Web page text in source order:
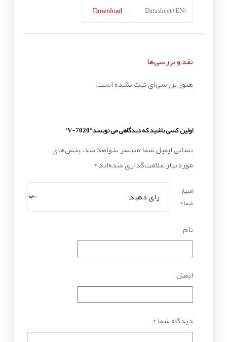
Datasheet (EN)
Download
نقد و بررسی‌ها
هنوز بررسی‌ای ثبت نشده است.
اولین کسی باشید که دیدگاهی می نویسد “V-7020”
نشانی ایمیل شما منتشر نخواهد شد.بخش‌های
موردنیاز علامت‌گذاری شده‌اند*
امتیاز
شما*
نام
ایمیل
دیدگاه شما*